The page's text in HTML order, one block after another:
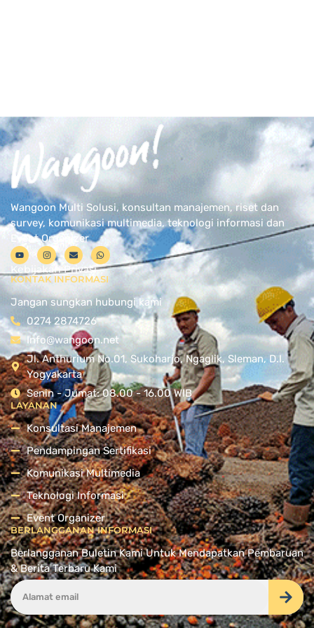
Wangoon Multi Solusi, konsultan manajemen, riset dan
survey, komunikasi multimedia, teknologi informasi dan
Event Organizer
Kebijakan Privasi
KONTAK INFORMASI
Jangan sungkan hubungi kami
0274 2874726
Info@wangoon.net
Jl. Anthurium No.01, Sukoharjo, Ngaglik, Sleman, D.I.
Yogyakarta
Senin - Jumat: 08.00 - 16.00 WIB
LAYANAN
Konsultasi Manajemen
Pendampingan Sertifikasi
Komunikasi Multimedia
Teknologi Informasi
Event Organizer
BERLANGGANAN INFORMASI
Berlangganan Buletin Kami Untuk Mendapatkan Pembaruan
& Berita Terbaru Kami